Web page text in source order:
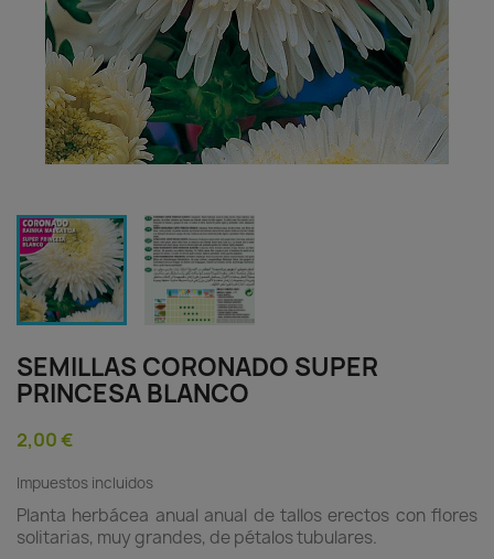
SEMILLAS CORONADO SUPER
PRINCESA BLANCO
2,00 €
Impuestos incluidos
Planta herbácea anual anual de tallos erectos con flores
solitarias, muy grandes, de pétalos tubulares.